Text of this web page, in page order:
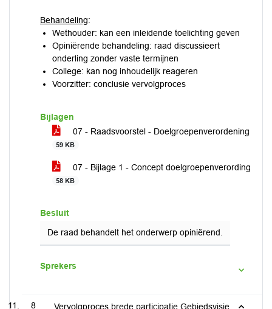
Behandeling:
Wethouder: kan een inleidende toelichting geven
Opiniërende behandeling: raad discussieert
onderling zonder vaste termijnen
College: kan nog inhoudelijk reageren
Voorzitter: conclusie vervolgproces
Bijlagen
07 - Raadsvoorstel - Doelgroepenverordening
59 KB
07 - Bijlage 1 - Concept doelgroepenverording
58 KB
Besluit
De raad behandelt het onderwerp opiniërend.
Sprekers
8
Vervolgproces brede participatie Gebiedsvisie